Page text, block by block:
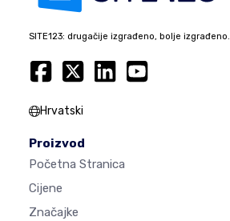
SITE123: drugačije izgrađeno, bolje izgrađeno.
Hrvatski
Proizvod
Početna Stranica
Cijene
Značajke